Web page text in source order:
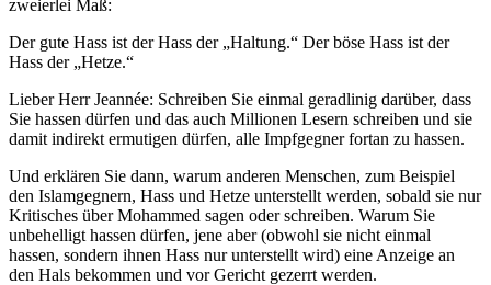
zweierlei Maß:
Der gute Hass ist der Hass der „Haltung.“ Der böse Hass ist der
Hass der „Hetze.“
Lieber Herr Jeannée: Schreiben Sie einmal geradlinig darüber, dass
Sie hassen dürfen und das auch Millionen Lesern schreiben und sie
damit indirekt ermutigen dürfen, alle Impfgegner fortan zu hassen.
Und erklären Sie dann, warum anderen Menschen, zum Beispiel
den Islamgegnern, Hass und Hetze unterstellt werden, sobald sie nur
Kritisches über Mohammed sagen oder schreiben. Warum Sie
unbehelligt hassen dürfen, jene aber (obwohl sie nicht einmal
hassen, sondern ihnen Hass nur unterstellt wird) eine Anzeige an
den Hals bekommen und vor Gericht gezerrt werden.